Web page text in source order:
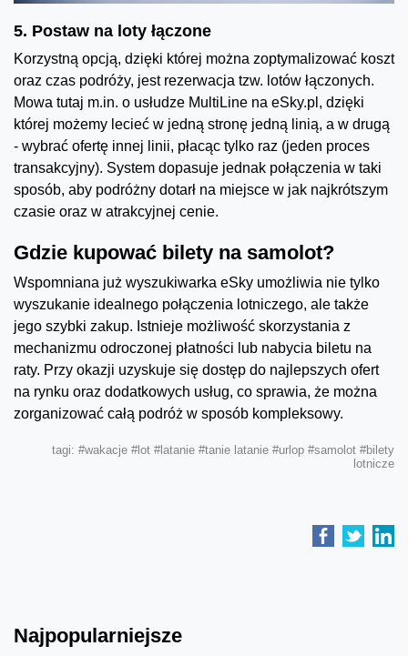
5. Postaw na loty łączone
Korzystną opcją, dzięki której można zoptymalizować koszt
oraz czas podróży, jest rezerwacja tzw. lotów łączonych.
Mowa tutaj m.in. o usłudze MultiLine na eSky.pl, dzięki
której możemy lecieć w jedną stronę jedną linią, a w drugą
- wybrać ofertę innej linii, płacąc tylko raz (jeden proces
transakcyjny). System dopasuje jednak połączenia w taki
sposób, aby podróżny dotarł na miejsce w jak najkrótszym
czasie oraz w atrakcyjnej cenie.
Gdzie kupować bilety na samolot?
Wspomniana już wyszukiwarka eSky umożliwia nie tylko
wyszukanie idealnego połączenia lotniczego, ale także
jego szybki zakup. Istnieje możliwość skorzystania z
mechanizmu odroczonej płatności lub nabycia biletu na
raty. Przy okazji uzyskuje się dostęp do najlepszych ofert
na rynku oraz dodatkowych usług, co sprawia, że można
zorganizować całą podróż w sposób kompleksowy.
tagi: #wakacje #lot #latanie #tanie latanie #urlop #samolot #bilety
lotnicze
Najpopularniejsze